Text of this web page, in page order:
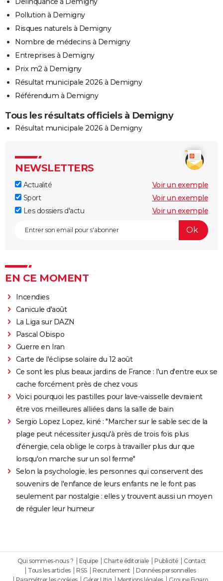
Pollution à Demigny
Risques naturels à Demigny
Nombre de médecins à Demigny
Entreprises à Demigny
Prix m2 à Demigny
Résultat municipale 2026 à Demigny
Référendum à Demigny
Tous les résultats officiels à Demigny
Résultat municipale 2026 à Demigny
NEWSLETTERS
Actualité
Voir un exemple
Sport
Voir un exemple
Les dossiers d'actu
Voir un exemple
EN CE MOMENT
Incendies
Canicule d'août
La Liga sur DAZN
Pascal Obispo
Guerre en Iran
Carte de l'éclipse solaire du 12 août
Ce sont les plus beaux jardins de France : l'un d'entre eux se
cache forcément près de chez vous
Voici pourquoi les pastilles pour lave-vaisselle devraient
être vos meilleures alliées dans la salle de bain
Sergio Lopez Lopez, kiné : "Marcher sur le sable sec de la
plage peut nécessiter jusqu'à près de trois fois plus
d'énergie, cela oblige le corps à travailler plus dur que
lorsqu'on marche sur un sol ferme"
Selon la psychologie, les personnes qui conservent des
souvenirs de l'enfance de leurs enfants ne le font pas
seulement par nostalgie : elles y trouvent aussi un moyen
de réguler leur humeur
Qui sommes-nous ? Equipe Charte éditoriale Publicité
Contact
Tous les articles
RSS Recrutement
Données personnelles